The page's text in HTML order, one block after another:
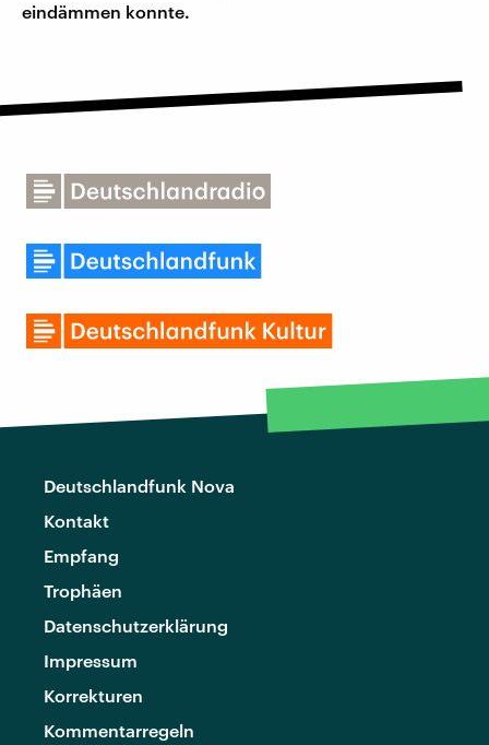
eindämmen konnte.
Deutschlandfunk Nova
Kontakt
Empfang
Trophäen
Datenschutzerklärung
Impressum
Korrekturen
Kommentarregeln